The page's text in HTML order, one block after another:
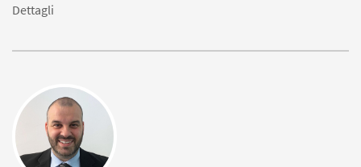
Dettagli